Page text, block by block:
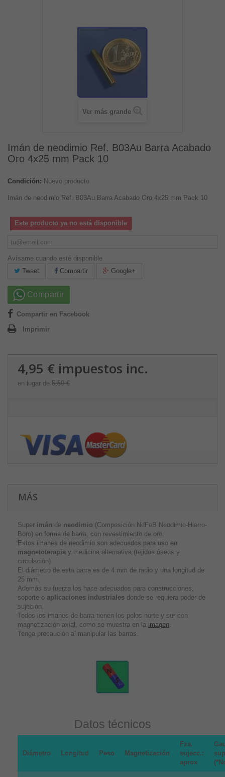
Ver más grande
Imán de neodimio Ref. B03Au Barra Acabado
Oro 4x25 mm Pack 10
Condición: Nuevo producto
Imán de neodimio Ref. B03Au Barra Acabado Oro 4x25 mm Pack 10
Este producto ya no está disponible
Avísame cuando esté disponible
Tweet
Compartir Google+
Compartir
Compartir en Facebook
Imprimir
4,95 € impuestos inc.
en lugar de 5,50 €
MÁS
Super imán de neodimio (Composición NdFeB Neodimio-Hierro-
Boro) en forma de barra, con revestimiento de oro.
Estos imanes de neodimio son adecuados para uso en
magnetoterapia y medicina alternativa (tejidos óseos y
circulación).
El diámetro de esta barra es de 4 mm de radio y una longitud de
25 mm.
Además su fuerza los hace adecuados para construcciones,
soporte o aplicaciones industriales donde se requiera poder de
sujeción.
Todos los imanes de barra tienen los polos norte y sur con
magnetización axial, como se muestra en la imagen.
Tenga precaución al manipular las barras.
Datos técnicos
Diámetro Longitud Peso Magnetización
Fza.
sujecc.:
aprox